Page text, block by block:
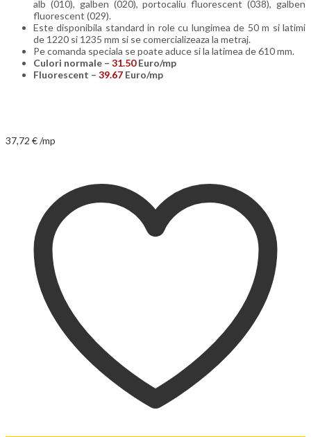
alb (010), galben (020), portocaliu fluorescent (038), galben
fluorescent (029).
Este disponibila standard in role cu lungimea de 50 m si latimi
de 1220 si 1235 mm si se comercializeaza la metraj.
Pe comanda speciala se poate aduce si la latimea de 610 mm.
Culori normale – 31.50Euro/mp
Fluorescent – 39.67 Euro/mp
37,72 €/mp